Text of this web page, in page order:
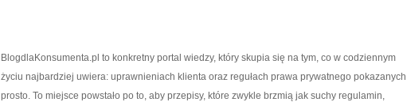
BlogdlaKonsumenta.pl to konkretny portal wiedzy, który skupia się na tym, co w codziennym
życiu najbardziej uwiera: uprawnieniach klienta oraz regułach prawa prywatnego pokazanych
prosto. To miejsce powstało po to, aby przepisy, które zwykle brzmią jak suchy regulamin,